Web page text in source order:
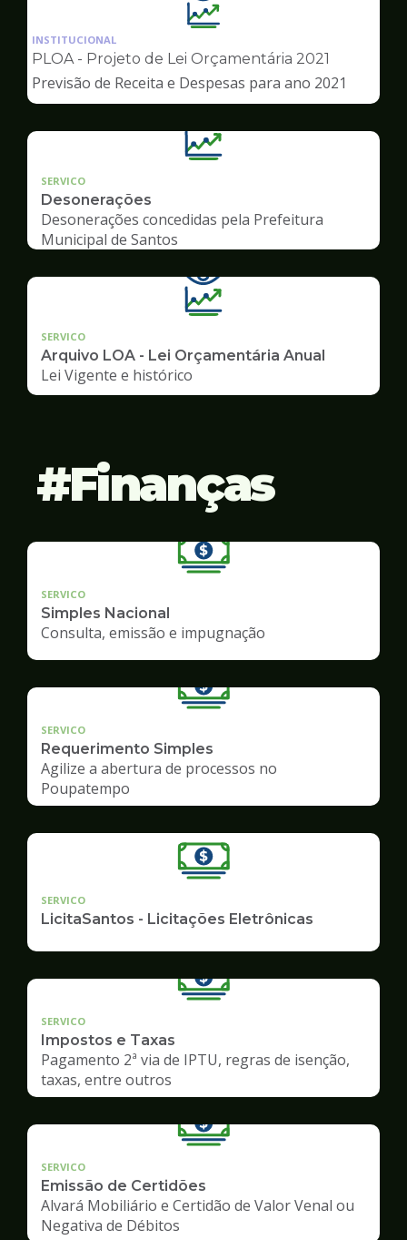
Ilustração
da
pagina
Transparência
INSTITUCIONAL
PLOA - Projeto de Lei Orçamentária 2021
Previsão de Receita e Despesas para ano 2021
SERVICO
Desonerações
Desonerações concedidas pela Prefeitura
Municipal de Santos
SERVICO
Arquivo LOA - Lei Orçamentária Anual
Lei Vigente e histórico
Finanças
SERVICO
Simples Nacional
Consulta, emissão e impugnação
SERVICO
Requerimento Simples
Agilize a abertura de processos no
Poupatempo
SERVICO
LicitaSantos - Licitações Eletrônicas
SERVICO
Impostos e Taxas
Pagamento 2ª via de IPTU, regras de isenção,
taxas, entre outros
SERVICO
Emissão de Certidões
Alvará Mobiliário e Certidão de Valor Venal ou
Negativa de Débitos